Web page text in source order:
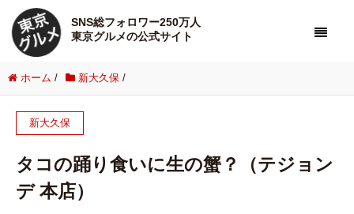
SNS総フォロワー250万人
東京グルメの公式サイト
ホーム / 新大久保 /
新大久保
タコの踊り食いに生の蟹？（テジョン
デ 本店）